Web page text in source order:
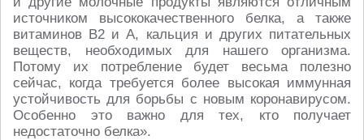
источником высококачественного белка, а также
витаминов B2 и A, кальция и других питательных
веществ, необходимых для нашего организма.
Потому их потребление будет весьма полезно
сейчас, когда требуется более высокая иммунная
устойчивость для борьбы с новым коронавирусом.
Особенно это важно для тех, кто получает
недостаточно белка».